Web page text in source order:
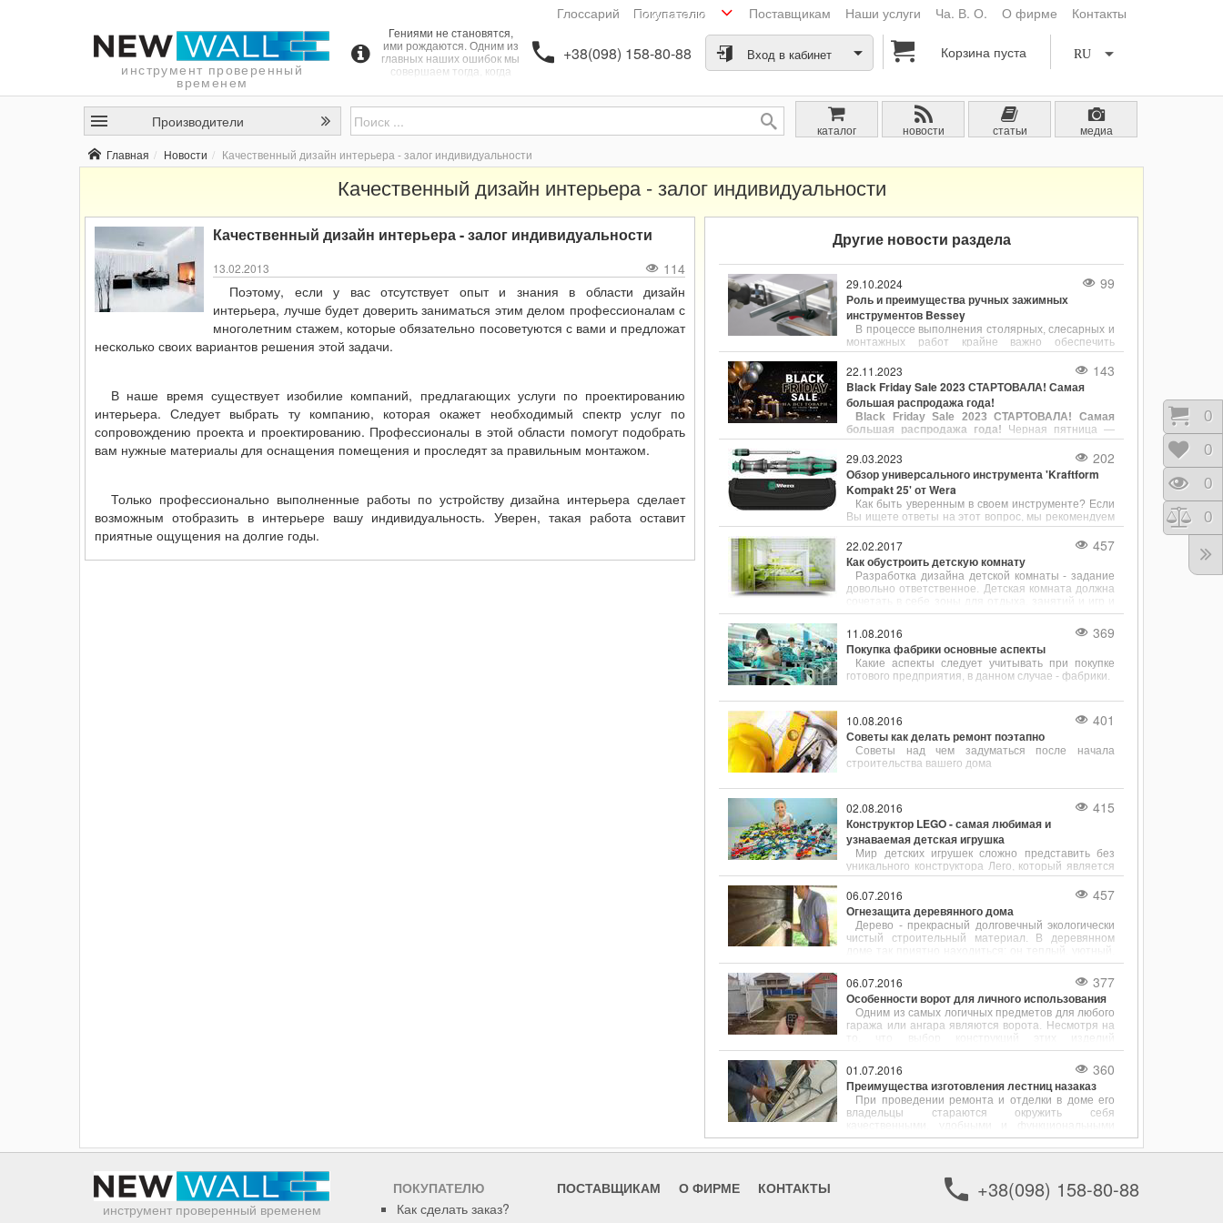
Глоссарий Покупателю Поставщикам Наши услуги Ча. В. О. О фирме Контакты
инструмент проверенный
временем
Гениями не становятся,
ими рождаются. Одним из
главных наших ошибок мы
совершаем тогда, когда
проектированием дизайна
интерьера сможет
самостоятельно. Не
чутьем прекрасного и
эстетическим вкусом.
+38(098) 158-80-88 RU
Корзина пуста
Вход в кабинет
Производители каталог новости статьи
медиа
Главная
Новости Качественный дизайн интерьера - залог индивидуальности
Качественный дизайн интерьера - залог индивидуальности
Качественный дизайн интерьера - залог индивидуальности
13.02.2013
114
Поэтому, если у вас отсутствует опыт и знания в области дизайн
интерьера, лучше будет доверить заниматься этим делом профессионалам с
многолетним стажем, которые обязательно посоветуются с вами и предложат
несколько своих вариантов решения этой задачи.
В наше время существует изобилие компаний, предлагающих услуги по проектированию
интерьера. Следует выбрать ту компанию, которая окажет необходимый спектр услуг по
сопровождению проекта и проектированию. Профессионалы в этой области помогут подобрать
вам нужные материалы для оснащения помещения и проследят за правильным монтажом.
Только профессионально выполненные работы по устройству дизайна интерьера сделает
возможным отобразить в интерьере вашу индивидуальность. Уверен, такая работа оставит
приятные ощущения на долгие годы.
Другие новости раздела
29.10.2024 99
Роль и преимущества ручных зажимных
инструментов Bessey
В процессе выполнения столярных, слесарных и
монтажных работ крайне важно обеспечить
надёжное и точное фиксирование деталей.
Ручные зажимные инструменты, такие как
струбцины, являются незаменимыми
помощниками для удержания заготовок в нужном
положении. Одним из лидеров в производстве
струбцин является компания Bessey, известная
своей продукцией, сочетающей в себе надёжность,
22.11.2023 143
Black Friday Sale 2023 СТАРТОВАЛА! Самая
большая распродажа года!
Black Friday Sale 2023 СТАРТОВАЛА! Самая
большая распродажа года! Черная пятница —
самая большая распродажа года, которая пройдет
с 23.11.23 по 30.11.23 в магазине Newwall.kiev.ua.
Вас ждут скидки на все товары. Черная пятница —
тот день, когда можно совершить желаемую
покупку со скидкой на все товары вне зависимости
от суммы покупки.
29.03.2023 202
Обзор универсального инструмента 'Kraftform
Kompakt 25' от Wera
Как быть уверенным в своем инструменте? Если
Вы ищете ответы на этот вопрос, мы рекомендуем
обратить внимание на универсальный инструмент
"Kraftform Kompakt 25" от Wera. Этот инструмент
собрал в себе несколько полезных функций,
позволяющих с легкостью выполнять различные
задачи.
22.02.2017 457
Как обустроить детскую комнату
Разработка дизайна детской комнаты - задание
довольно ответственное. Детская комната должна
сочетать в себе зоны для отдыха, занятий и игр и
при этом быть безопасной для своего хозяина и
довольно просторной.
11.08.2016 369
Покупка фабрики основные аспекты
Какие аспекты следует учитывать при покупке
готового предприятия, в данном случае - фабрики.
10.08.2016 401
Советы как делать ремонт поэтапно
Советы над чем задуматься после начала
строительства вашего дома
02.08.2016 415
Конструктор LEGO - самая любимая и
узнаваемая детская игрушка
Мир детских игрушек сложно представить без
уникального конструктора Лего, который является
мечтой каждого ребенка. Основа успеха детского
конструктора - высокое качество деталей,
разнообразный ассортимент, простота и
универсальность.
06.07.2016 457
Огнезащита деревянного дома
Дерево - прекрасный долговечный экологически
чистый строительный материал. В деревянном
в нем даже дышится легко.
06.07.2016 377
Особенности ворот для личного использования
Одним из самых логичных предметов для любого
гаража или ангара являются ворота. Несмотря на
то, что выбор конструкций этих изделий
достаточно ограничен, с каждым днем
покупателям становится все сложнее
определиться со своей покупкой.
01.07.2016 360
Преимущества изготовления лестниц назаказ
При проведении ремонта и отделки в доме его
владельцы стараются окружить себя
качественными, удобными и функциональными
вещами. Если идет речь об обустройстве
двухэтажного дома или многоярусной квартиры,
Именно она выступает в роли связующего
элемента между этажами.
инструмент проверенный временем
+38(098) 158-80-88
ПОКУПАТЕЛЮ
Как сделать заказ?
ПОСТАВЩИКАМ О ФИРМЕ КОНТАКТЫ
0
0
0
0